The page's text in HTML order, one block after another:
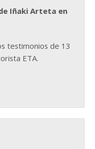
Iñaki Arteta en
testimonios de 13
ETA.